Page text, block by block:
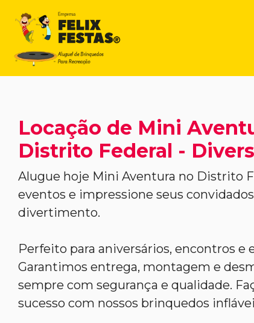
Locação de Mini
Distrito Federal -
Alugue hoje Mini Aventura no Distrito
eventos e impressione seus
divertimento.
Perfeito para aniversários, encontros e
Garantimos entrega, montagem e
sempre com segurança e qualidade.
sucesso com nossos brinquedos